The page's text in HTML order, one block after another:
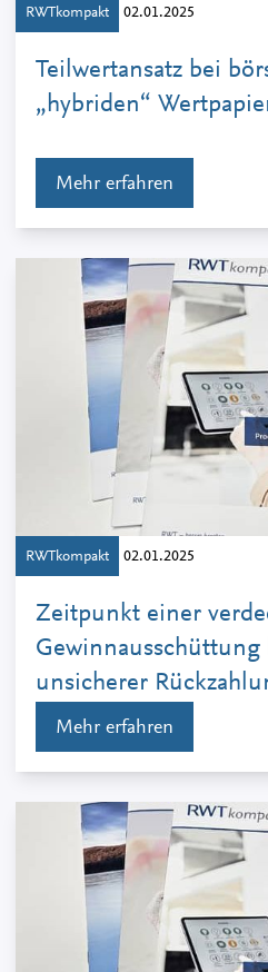
RWTkompakt 02.01.2025
Teilwertansatz bei
„hybriden“
Mehr erfahren
RWTkompakt 02.01.2025
Zeitpunkt einer
unsicherer
Mehr erfahren